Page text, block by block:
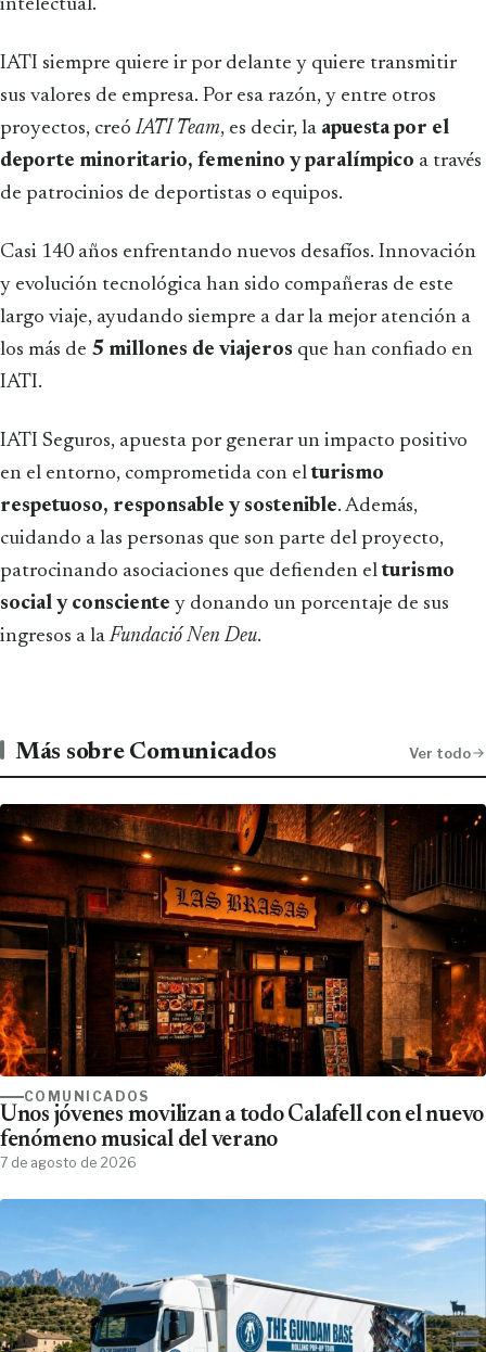
intelectual.
IATI siempre quiere ir por delante y quiere transmitir
sus valores de empresa. Por esa razón, y entre otros
proyectos, creóIATI Team, es decir, la apuesta por el
deporte minoritario, femenino y paralímpico a través
de patrocinios de deportistas o equipos.
Casi 140 años enfrentando nuevos desafíos. Innovación
y evolución tecnológica han sido compañeras de este
largo viaje, ayudando siempre a dar la mejor atención a
los más de 5 millones de viajeros que han confiado en
IATI.
IATI Seguros, apuesta por generar un impacto positivo
en el entorno, comprometida con elturismo
respetuoso, responsable y sostenible. Además,
cuidando a las personas que son parte del proyecto,
patrocinando asociaciones que defienden elturismo
social y consciente y donando un porcentaje de sus
ingresos a laFundació Nen Deu.
Más sobre Comunicados Ver todo
COMUNICADOS
Unos jóvenes movilizan a todo Calafell con el nuevo
fenómeno musical del verano
7 de agosto de 2026